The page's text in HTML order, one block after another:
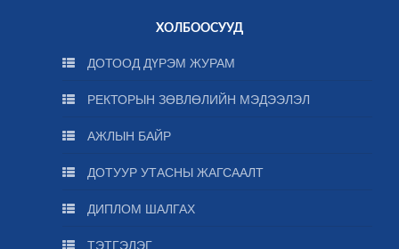
ХОЛБООСУУД
ДОТООД ДҮРЭМ ЖУРАМ
РЕКТОРЫН ЗӨВЛӨЛИЙН МЭДЭЭЛЭЛ
АЖЛЫН БАЙР
ДОТУУР УТАСНЫ ЖАГСААЛТ
ДИПЛОМ ШАЛГАХ
ТЭТГЭЛЭГ